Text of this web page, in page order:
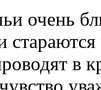
очень
в